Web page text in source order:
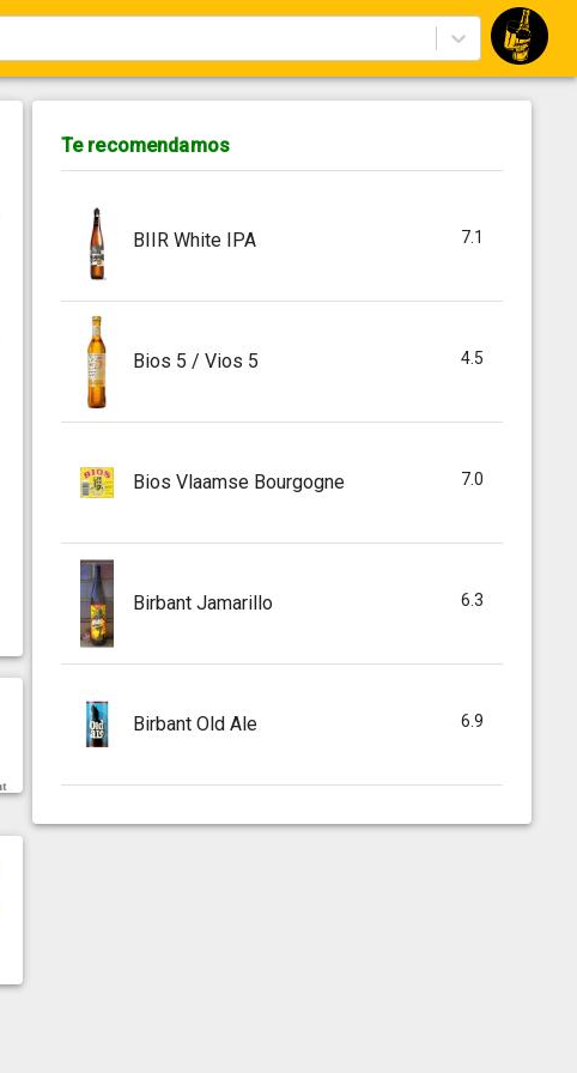
Te recomendamos
BIIR White IPA 7.1
Bios 5 / Vios 5 4.5
Bios Vlaamse Bourgogne 7.0
Birbant Jamarillo 6.3
Birbant Old Ale 6.9